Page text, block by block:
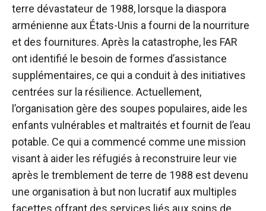
terre dévastateur de 1988, lorsque la diaspora
arménienne aux États-Unis a fourni de la nourriture
et des fournitures. Après la catastrophe, les FAR
ont identifié le besoin de formes d’assistance
supplémentaires, ce qui a conduit à des initiatives
centrées sur la résilience. Actuellement,
l’organisation gère des soupes populaires, aide les
enfants vulnérables et maltraités et fournit de l’eau
potable. Ce qui a commencé comme une mission
visant à aider les réfugiés à reconstruire leur vie
après le tremblement de terre de 1988 est devenu
une organisation à but non lucratif aux multiples
facettes offrant des services liés aux soins de